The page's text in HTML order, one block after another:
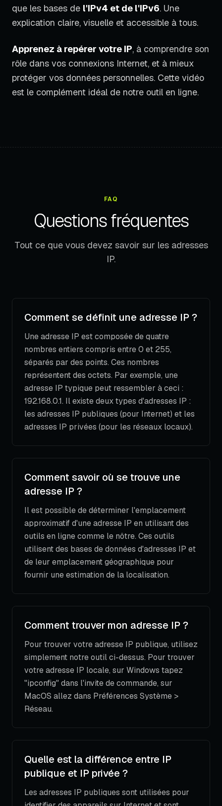
que les bases de l'IPv4 et de l'IPv6. Une
explication claire, visuelle et accessible à tous.
Apprenez à repérer votre IP, à comprendre son
rôle dans vos connexions Internet, et à mieux
protéger vos données personnelles. Cette vidéo
est le complément idéal de notre outil en ligne.
FAQ
Questions fréquentes
Tout ce que vous devez savoir sur les adresses
IP.
Comment se définit une adresse IP ?
Une adresse IP est composée de quatre
nombres entiers compris entre 0 et 255,
séparés par des points. Ces nombres
représentent des octets. Par exemple, une
adresse IP typique peut ressembler à ceci :
192.168.0.1. Il existe deux types d'adresses IP :
les adresses IP publiques (pour Internet) et les
adresses IP privées (pour les réseaux locaux).
Comment savoir où se trouve une
adresse IP ?
Il est possible de déterminer l'emplacement
approximatif d'une adresse IP en utilisant des
outils en ligne comme le nôtre. Ces outils
utilisent des bases de données d'adresses IP et
de leur emplacement géographique pour
fournir une estimation de la localisation.
Comment trouver mon adresse IP ?
Pour trouver votre adresse IP publique, utilisez
simplement notre outil ci-dessus. Pour trouver
votre adresse IP locale, sur Windows tapez
"ipconfig" dans l'invite de commande, sur
MacOS allez dans Préférences Système >
Réseau.
Quelle est la différence entre IP
publique et IP privée ?
Les adresses IP publiques sont utilisées pour